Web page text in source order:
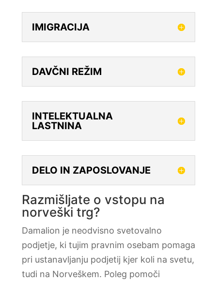
IMIGRACIJA
DAVČNI REŽIM
INTELEKTUALNA
LASTNINA
DELO IN ZAPOSLOVANJE
Razmišljate o vstopu na
norveški trg?
Damalion je neodvisno svetovalno
podjetje, ki tujim pravnim osebam pomaga
pri ustanavljanju podjetij kjer koli na svetu,
tudi na Norveškem. Poleg pomoči